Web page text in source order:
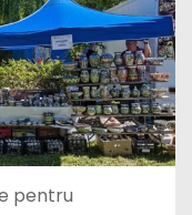
pentru